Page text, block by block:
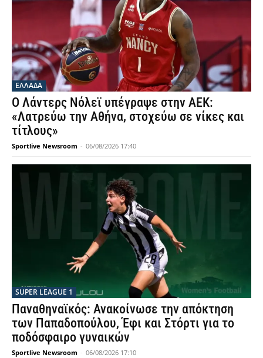
ΕΛΛΑΔΑ
Ο Λάντερς Νόλεϊ υπέγραψε στην ΑΕΚ:
«Λατρεύω την Αθήνα, στοχεύω σε νίκες και
τίτλους»
Sportlive Newsroom - 06/08/2026 17:40
SUPER LEAGUE 1
Παναθηναϊκός: Ανακοίνωσε την απόκτηση
των Παπαδοπούλου, Έφι και Στόρτι για το
ποδόσφαιρο γυναικών
Sportlive Newsroom - 06/08/2026 17:10